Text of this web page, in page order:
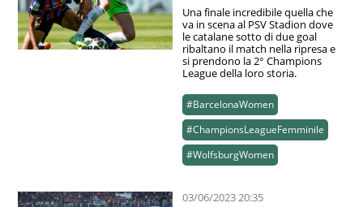
Una finale incredibile quella che
va in scena al PSV Stadion dove
le catalane sotto di due goal
ribaltano il match nella ripresa e
si prendono la 2° Champions
League della loro storia.
#BarcelonaWomen
#ChampionsLeagueFemminile
#WolfsburgWomen
03/06/2023 20:35